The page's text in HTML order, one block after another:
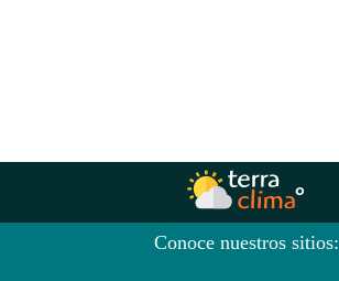
Conoce nuestros sitios: